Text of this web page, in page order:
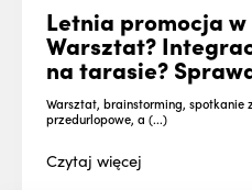
Letnia promocja
Warsztat?
na tarasie?
Warsztat, brainstorming, spotkanie
przedurlopowe, a (...)
Czytajwięcej